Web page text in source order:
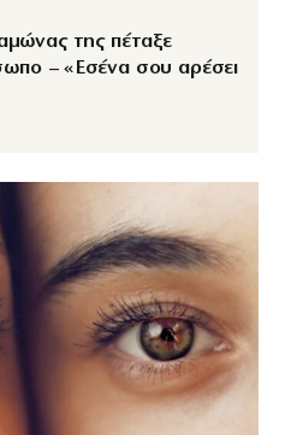
της πέταξε
– «Εσένα σου αρέσει